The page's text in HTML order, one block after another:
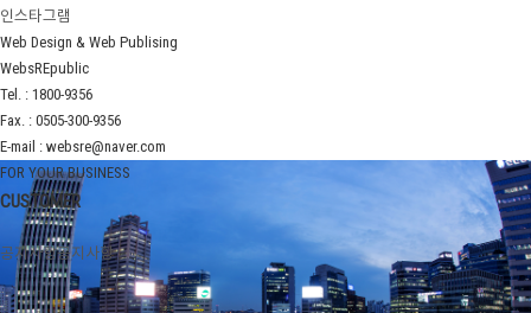
인스타그램
Web Design & Web Publising
WebsREpublic
Tel. : 1800-9356
Fax. : 0505-300-9356
E-mail : websre@naver.com
FOR YOUR BUSINESS
CUSTOMER
공지사항공지사항